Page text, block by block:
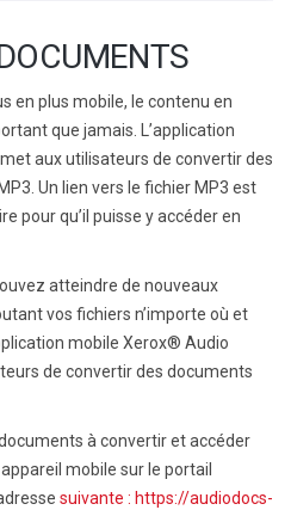
en plus mobile, le contenu en
que jamais. L’application
aux utilisateurs de convertir des
Un lien vers le fichier MP3 est
pour qu’il puisse y accéder en
atteindre de nouveaux
vos fichiers n’importe où et
mobile Xerox® Audio
de convertir des documents
à convertir et accéder
mobile sur le portail
suivante : https://audiodocs-